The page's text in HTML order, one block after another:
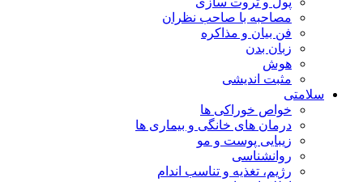
مصاحبه با صاحب نظران
فن بیان و مذاکره
زبان بدن
هوش
مثبت اندیشی
سلامتی
خواص خوراکی ها
درمان های خانگی و بیماری ها
زیبایی پوست و مو
روانشناسی
رژیم، تغذیه و تناسب اندام